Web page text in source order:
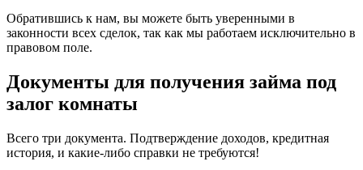
Обратившись к нам, вы можете быть уверенными в
законности всех сделок, так как мы работаем исключительно в
правовом поле.
Документы для получения займа под
залог комнаты
Всего три документа. Подтверждение доходов, кредитная
история, и какие-либо справки не требуются!